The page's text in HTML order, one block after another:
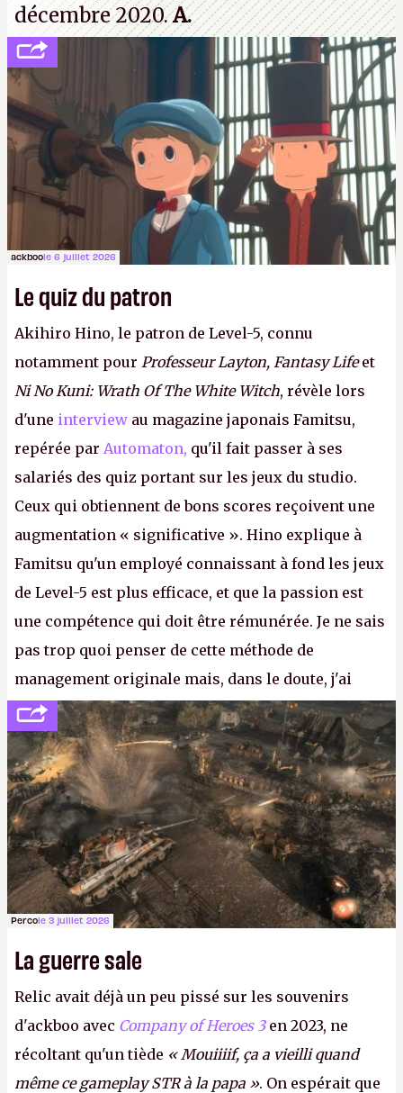
décembre 2020.A.
ackboole 6 juillet 2026
Le quiz du patron
Akihiro Hino, le patron de Level-5, connu
notamment pour Professeur Layton, Fantasy Lifeet
Ni No Kuni: Wrath Of The White Witch, révèle lors
d'une interview au magazine japonais Famitsu,
repérée par Automaton, qu'il fait passer à ses
salariés des quiz portant sur les jeux du studio.
Ceux qui obtiennent de bons scores reçoivent une
augmentation « significative ». Hino explique à
Famitsu qu'un employé connaissant à fond les jeux
de Level-5 est plus efficace, et que la passion est
une compétence qui doit être rémunérée. Je ne sais
pas trop quoi penser de cette méthode de
management originale mais, dans le doute, j'ai
décidé d'apprendre par cœur les 300 derniers
numéros deCanard PCavant de demander une
augmentation à Ivan Le Fou. A.
Percole 3 juillet 2026
La guerre sale
Relic avait déjà un peu pissé sur les souvenirs
d'ackboo avec Company of Heroes 3en 2023, ne
récoltant qu'un tiède « Mouiiiif, ça a vieilli quand
même ce gameplay STR à la papa ». On espérait que